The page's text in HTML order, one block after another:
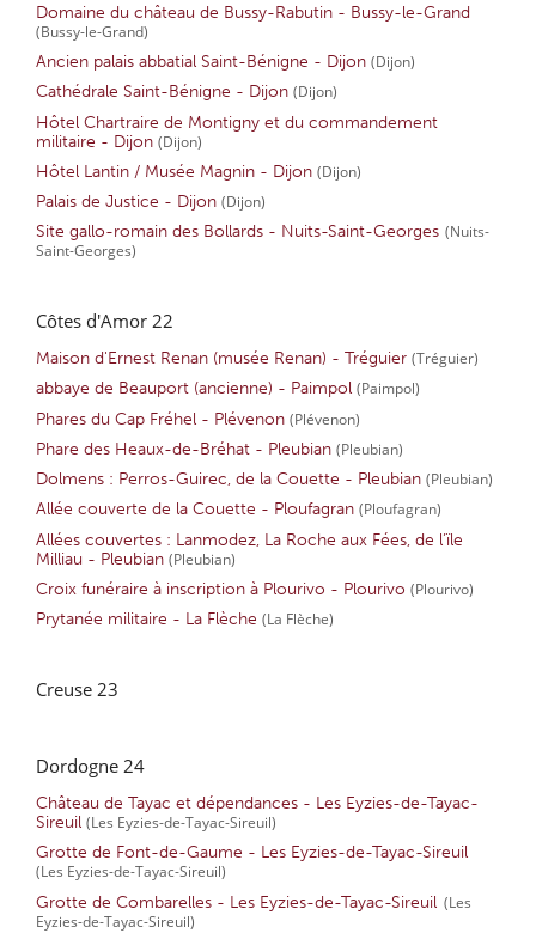
Domaine du château de Bussy-Rabutin - Bussy-le-Grand
(Bussy-le-Grand)
Ancien palais abbatial Saint-Bénigne - Dijon (Dijon)
Cathédrale Saint-Bénigne - Dijon (Dijon)
Hôtel Chartraire de Montigny et du commandement
militaire - Dijon (Dijon)
Hôtel Lantin / Musée Magnin - Dijon (Dijon)
Palais de Justice - Dijon (Dijon)
Site gallo-romain des Bollards - Nuits-Saint-Georges (Nuits-
Saint-Georges)
Côtes d'Amor 22
Maison d'Ernest Renan (musée Renan) - Tréguier (Tréguier)
abbaye de Beauport (ancienne) - Paimpol (Paimpol)
Phares du Cap Fréhel - Plévenon (Plévenon)
Phare des Heaux-de-Bréhat - Pleubian (Pleubian)
Dolmens : Perros-Guirec, de la Couette - Pleubian (Pleubian)
Allée couverte de la Couette - Ploufagran (Ploufagran)
Allées couvertes : Lanmodez, La Roche aux Fées, de l’ïle
Milliau - Pleubian (Pleubian)
Croix funéraire à inscription à Plourivo - Plourivo (Plourivo)
Prytanée militaire - La Flèche (La Flèche)
Creuse 23
Dordogne 24
Château de Tayac et dépendances - Les Eyzies-de-Tayac-
Sireuil (Les Eyzies-de-Tayac-Sireuil)
Grotte de Font-de-Gaume - Les Eyzies-de-Tayac-Sireuil
(Les Eyzies-de-Tayac-Sireuil)
Grotte de Combarelles - Les Eyzies-de-Tayac-Sireuil (Les
Eyzies-de-Tayac-Sireuil)